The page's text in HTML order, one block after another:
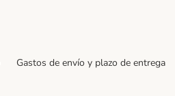
Gastos de envío y plazo de entrega